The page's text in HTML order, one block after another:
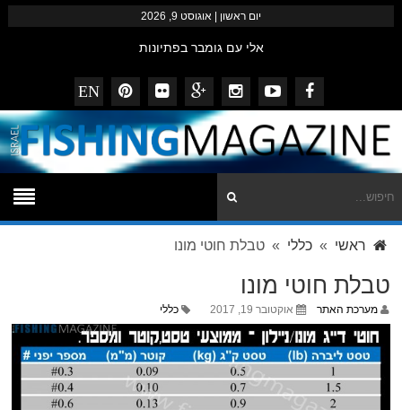
יום ראשון | אוגוסט 9, 2026
אלי עם גומבר בפתיונות
שלמה מצוות המזרזרים הצפוני בסיפתח למקל החדש
דייגי המגזין – נובמבר 2014
striped bass עם פופרים ופנסילים
ביבי נצפה מזרזר באילת
EN
ראשי »כללי » טבלת חוטי מונו
טבלת חוטי מונו
מערכת האתר אוקטובר 19, 2017 כללי